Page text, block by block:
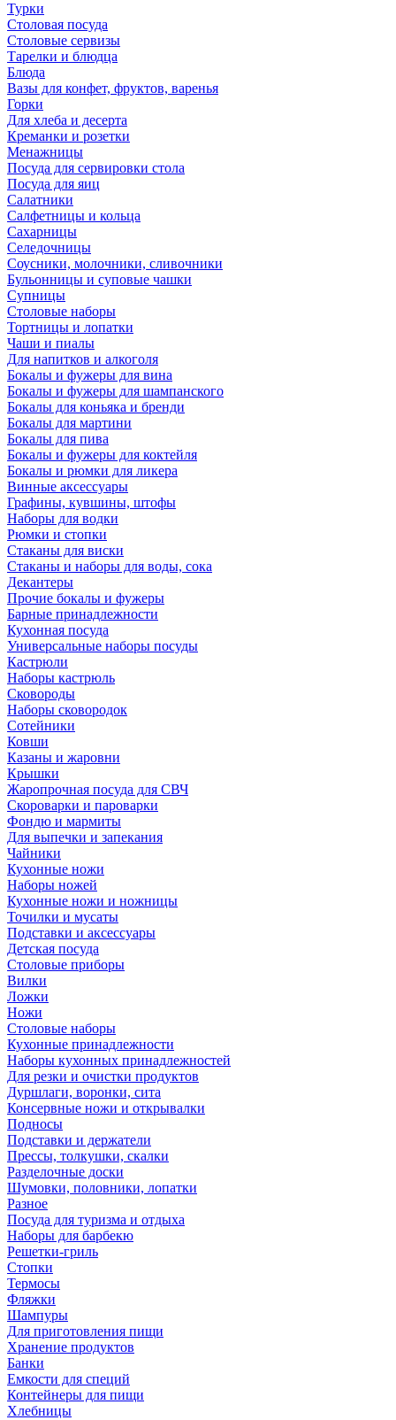
Турки
Столовая посуда
Столовые сервизы
Тарелки и блюдца
Блюда
Вазы для конфет, фруктов, варенья
Горки
Для хлеба и десерта
Креманки и розетки
Менажницы
Посуда для сервировки стола
Посуда для яиц
Салатники
Салфетницы и кольца
Сахарницы
Селедочницы
Соусники, молочники, сливочники
Бульонницы и суповые чашки
Супницы
Столовые наборы
Тортницы и лопатки
Чаши и пиалы
Для напитков и алкоголя
Бокалы и фужеры для вина
Бокалы и фужеры для шампанского
Бокалы для коньяка и бренди
Бокалы для мартини
Бокалы для пива
Бокалы и фужеры для коктейля
Бокалы и рюмки для ликера
Винные аксессуары
Графины, кувшины, штофы
Наборы для водки
Рюмки и стопки
Стаканы для виски
Стаканы и наборы для воды, сока
Декантеры
Прочие бокалы и фужеры
Барные принадлежности
Кухонная посуда
Универсальные наборы посуды
Кастрюли
Наборы кастрюль
Сковороды
Наборы сковородок
Сотейники
Ковши
Казаны и жаровни
Крышки
Жаропрочная посуда для СВЧ
Скороварки и пароварки
Фондю и мармиты
Для выпечки и запекания
Чайники
Кухонные ножи
Наборы ножей
Кухонные ножи и ножницы
Точилки и мусаты
Подставки и аксессуары
Детская посуда
Столовые приборы
Вилки
Ложки
Ножи
Столовые наборы
Кухонные принадлежности
Наборы кухонных принадлежностей
Для резки и очистки продуктов
Дуршлаги, воронки, сита
Консервные ножи и открывалки
Подносы
Подставки и держатели
Прессы, толкушки, скалки
Разделочные доски
Шумовки, половники, лопатки
Разное
Посуда для туризма и отдыха
Наборы для барбекю
Решетки-гриль
Стопки
Термосы
Фляжки
Шампуры
Для приготовления пищи
Хранение продуктов
Банки
Емкости для специй
Контейнеры для пищи
Хлебницы